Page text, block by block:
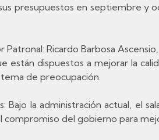
presupuestos en septiembre y
Patronal: Ricardo Barbosa
están dispuestos a mejorar la
de preocupación.
Bajo la administración actual, el
compromiso del gobierno para